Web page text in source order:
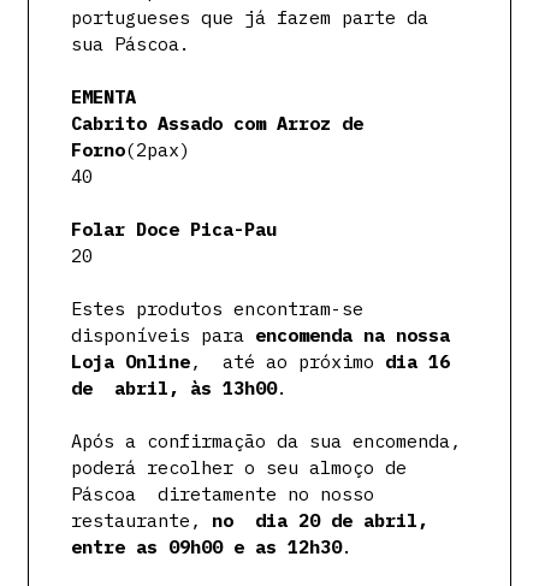
portugueses que já fazem parte da
sua Páscoa.
EMENTA
Cabrito Assado com Arroz de
Forno(2pax)
40
Folar Doce Pica-Pau
20
Estes produtos encontram-se
disponíveis para encomenda na nossa
Loja Online, até ao próximo dia 16
de abril, às 13h00.
Após a confirmação da sua encomenda,
poderá recolher o seu almoço de
Páscoa diretamente no nosso
restaurante, no dia 20 de abril,
entre as 09h00 e as 12h30.